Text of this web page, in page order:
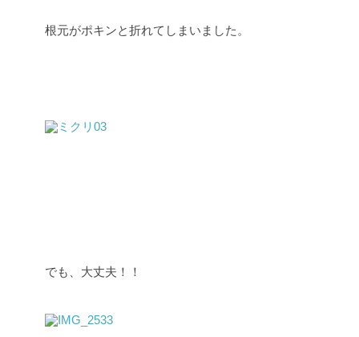
根元がポキンと折れてしまいました。
でも、大丈夫！！